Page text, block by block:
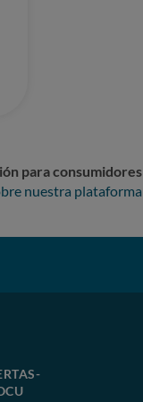
para consumidores
nuestra plataforma